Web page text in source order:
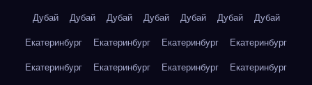
Дубай
Дубай Дубай Дубай Дубай Дубай
Дубай
Екатеринбург
Екатеринбург Екатеринбург
Екатеринбург
Екатеринбург
Екатеринбург Екатеринбург
Екатеринбург